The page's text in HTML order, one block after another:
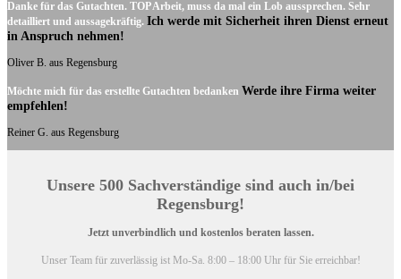
Danke für das Gutachten. TOP Arbeit, muss da mal ein Lob aussprechen. Sehr
detailliert und aussagekräftig. Ich werde mit Sicherheit ihren Dienst erneut
in Anspruch nehmen!
Oliver B. aus Regensburg
Möchte mich für das erstellte Gutachten bedanken Werde ihre Firma weiter
empfehlen!
Reiner G. aus Regensburg
Unsere 500 Sachverständige sind auch in/bei
Regensburg!
Jetzt unverbindlich und kostenlos beraten lassen.
Unser Team für zuverlässig ist Mo-Sa. 8:00 – 18:00 Uhr für Sie erreichbar!